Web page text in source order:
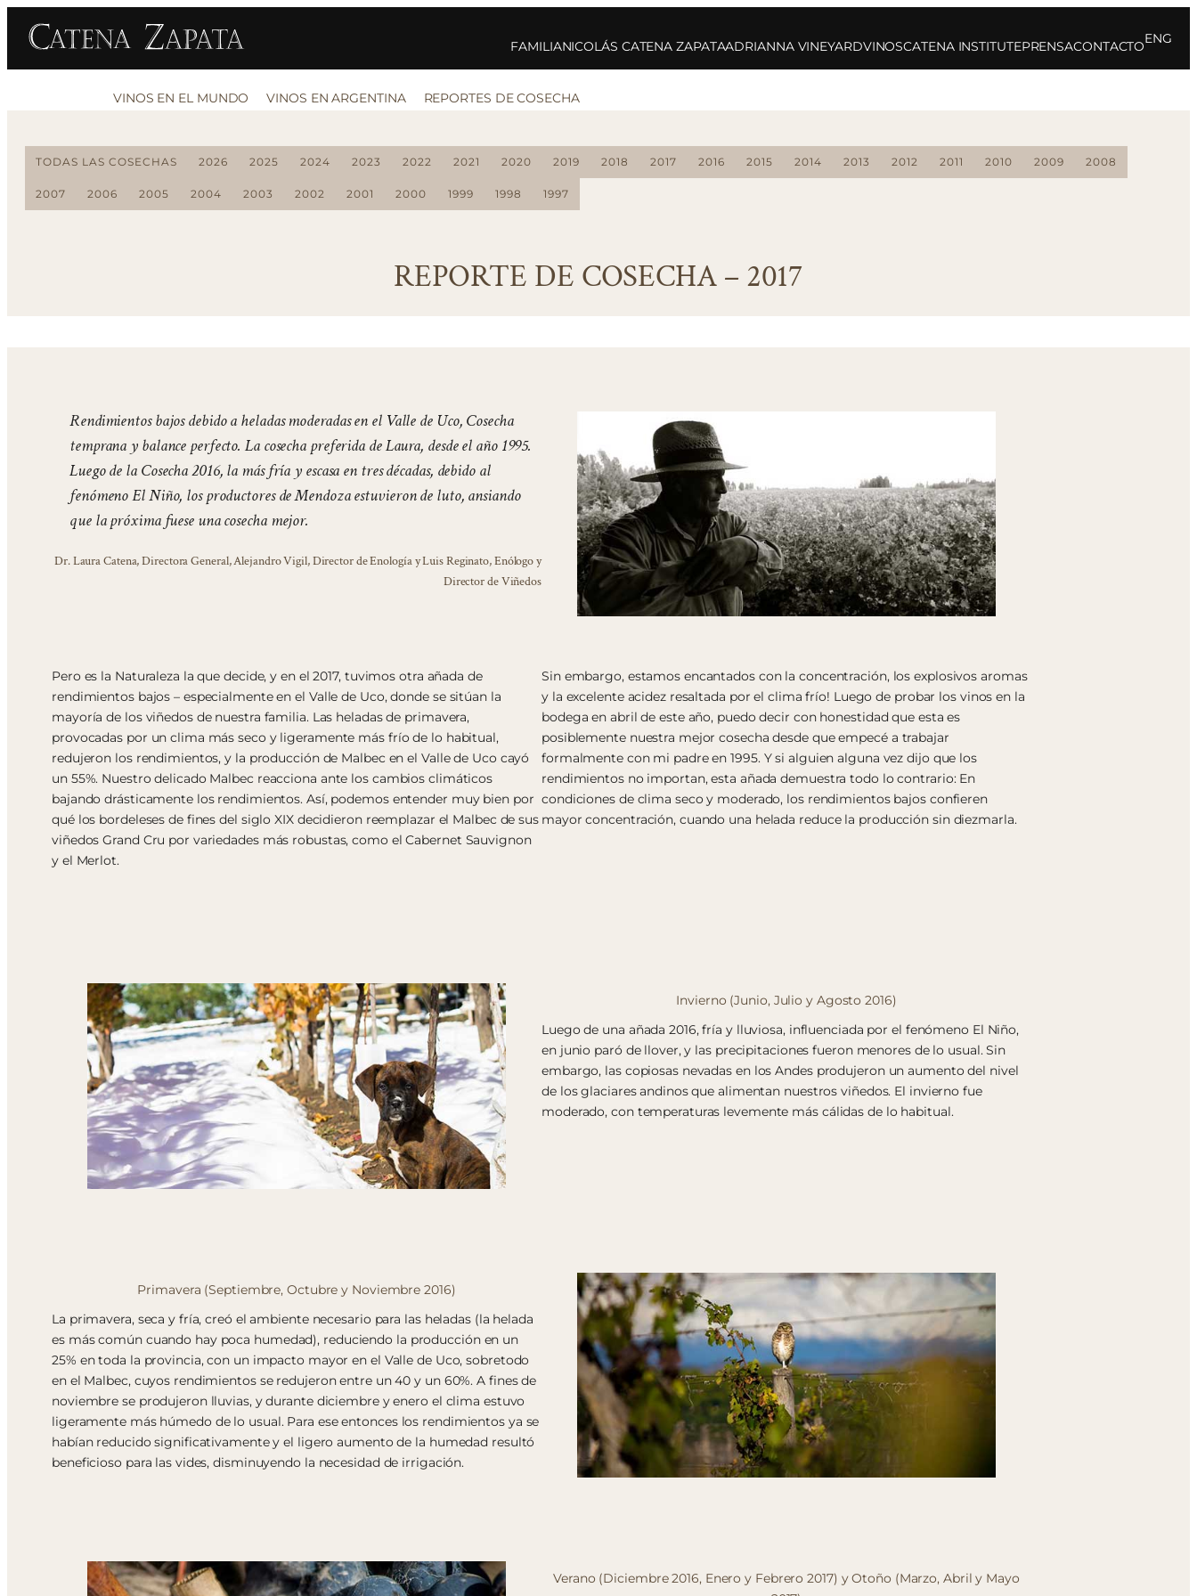
FAMILIANICOLÁS CATENA ZAPATAADRIANNA VINEYARDVINOSCATENA INSTITUTEPRENSACONTACTO
ENG
VINOS EN EL MUNDO VINOS EN ARGENTINA REPORTES DE COSECHA
TODAS LAS COSECHAS 2026 2025 2024 2023 2022 2021 2020 2019 2018 2017 2016 2015 2014 2013 2012 2011 2010 2009 2008
2007 2006 2005 2004 2003 2002 2001 2000 1999 1998 1997
REPORTE DE COSECHA – 2017
Rendimientos bajos debido a heladas moderadas en el Valle de Uco, Cosecha
temprana y balance perfecto. La cosecha preferida de Laura, desde el año 1995.
Luego de la Cosecha 2016, la más fría y escasa en tres décadas, debido al
fenómeno El Niño, los productores de Mendoza estuvieron de luto, ansiando
que la próxima fuese una cosecha mejor.
Dr. Laura Catena, Directora General, Alejandro Vigil, Director de Enología y Luis Reginato, Enólogo y
Director de Viñedos
Pero es la Naturaleza la que decide, y en el 2017, tuvimos otra añada de
rendimientos bajos – especialmente en el Valle de Uco, donde se sitúan la
mayoría de los viñedos de nuestra familia. Las heladas de primavera,
provocadas por un clima más seco y ligeramente más frío de lo habitual,
redujeron los rendimientos, y la producción de Malbec en el Valle de Uco cayó
un 55%. Nuestro delicado Malbec reacciona ante los cambios climáticos
bajando drásticamente los rendimientos. Así, podemos entender muy bien por
qué los bordeleses de fines del siglo XIX decidieron reemplazar el Malbec de sus
viñedos Grand Cru por variedades más robustas, como el Cabernet Sauvignon
y el Merlot.
Sin embargo, estamos encantados con la concentración, los explosivos aromas
y la excelente acidez resaltada por el clima frío! Luego de probar los vinos en la
bodega en abril de este año, puedo decir con honestidad que esta es
posiblemente nuestra mejor cosecha desde que empecé a trabajar
formalmente con mi padre en 1995. Y si alguien alguna vez dijo que los
rendimientos no importan, esta añada demuestra todo lo contrario: En
condiciones de clima seco y moderado, los rendimientos bajos confieren
mayor concentración, cuando una helada reduce la producción sin diezmarla.
Invierno (Junio, Julio y Agosto 2016)
Luego de una añada 2016, fría y lluviosa, influenciada por el fenómeno El Niño,
en junio paró de llover, y las precipitaciones fueron menores de lo usual. Sin
embargo, las copiosas nevadas en los Andes produjeron un aumento del nivel
de los glaciares andinos que alimentan nuestros viñedos. El invierno fue
moderado, con temperaturas levemente más cálidas de lo habitual.
Primavera (Septiembre, Octubre y Noviembre 2016)
La primavera, seca y fría, creó el ambiente necesario para las heladas (la helada
es más común cuando hay poca humedad), reduciendo la producción en un
25% en toda la provincia, con un impacto mayor en el Valle de Uco, sobretodo
en el Malbec, cuyos rendimientos se redujeron entre un 40 y un 60%. A fines de
noviembre se produjeron lluvias, y durante diciembre y enero el clima estuvo
ligeramente más húmedo de lo usual. Para ese entonces los rendimientos ya se
habían reducido significativamente y el ligero aumento de la humedad resultó
beneficioso para las vides, disminuyendo la necesidad de irrigación.
Verano (Diciembre 2016, Enero y Febrero 2017) y Otoño (Marzo, Abril y Mayo